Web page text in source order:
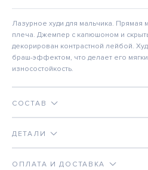
Лазурное худи для мальчика. Прямая
плеча. Джемпер с капюшоном и
декорирован контрастной лейбой.
браш-эффектом, что делает его
износостойкость.
СОСТАВ
ДЕТАЛИ
ОПЛАТА И ДОСТАВКА